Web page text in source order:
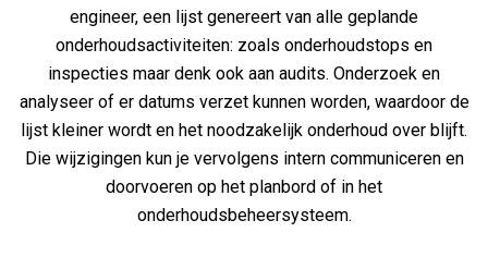
engineer, een lijst genereert van alle geplande
onderhoudsactiviteiten: zoals onderhoudstops en
inspecties maar denk ook aan audits. Onderzoek en
analyseer of er datums verzet kunnen worden, waardoor de
lijst kleiner wordt en het noodzakelijk onderhoud over blijft.
Die wijzigingen kun je vervolgens intern communiceren en
doorvoeren op het planbord of in het
onderhoudsbeheersysteem.